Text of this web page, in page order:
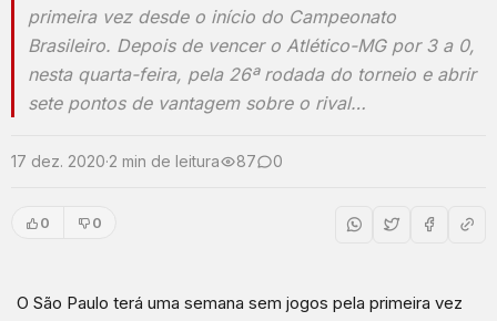
primeira vez desde o início do Campeonato
Brasileiro. Depois de vencer o Atlético-MG por 3 a 0,
nesta quarta-feira, pela 26ª rodada do torneio e abrir
sete pontos de vantagem sobre o rival…
17 dez. 2020·2 min de leitura 87 0
0 0
O São Paulo terá uma semana sem jogos pela primeira vez